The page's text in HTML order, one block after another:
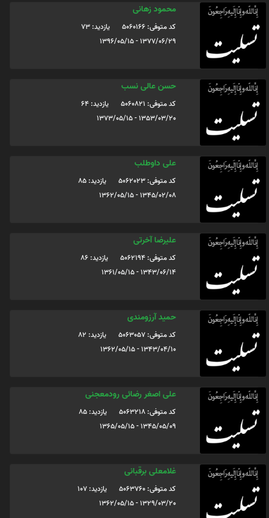
محمود زهانی
کد متوفی: 5060166
یازدید: 73
1377/06/29 - 1396/05/15
حسن عالی نسب
کد متوفی: 5060821
یازدید: 64
1353/03/20 - 1373/05/15
علی داوطلب
کد متوفی: 5062023
یازدید: 85
1345/02/08 - 1362/05/15
علیرضا آخرتی
کد متوفی: 5062194
یازدید: 86
1343/06/14 - 1361/05/15
حمید آرزومندی
کد متوفی: 5063057
یازدید: 82
1343/04/10 - 1362/05/15
علی اصغر رضائی رودمعجنی
کد متوفی: 5063218
یازدید: 85
1345/05/09 - 1365/05/15
غلامعلی برقبانی
کد متوفی: 5063760
یازدید: 107
1329/03/20 - 1362/05/15